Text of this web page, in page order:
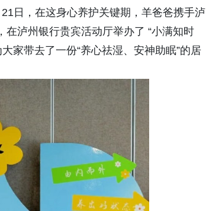
日，在这身心养护关键期，羊爸爸携手泸
泸州银行贵宾活动厅举办了 “小满知时
家带去了一份“养心祛湿、安神助眠”的居